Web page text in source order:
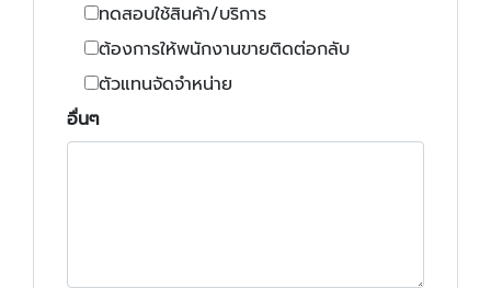
ทดสอบใช้สินค้า/บริการ
ต้องการให้พนักงานขายติดต่อกลับ
ตัวแทนจัดจำหน่าย
อื่นๆ